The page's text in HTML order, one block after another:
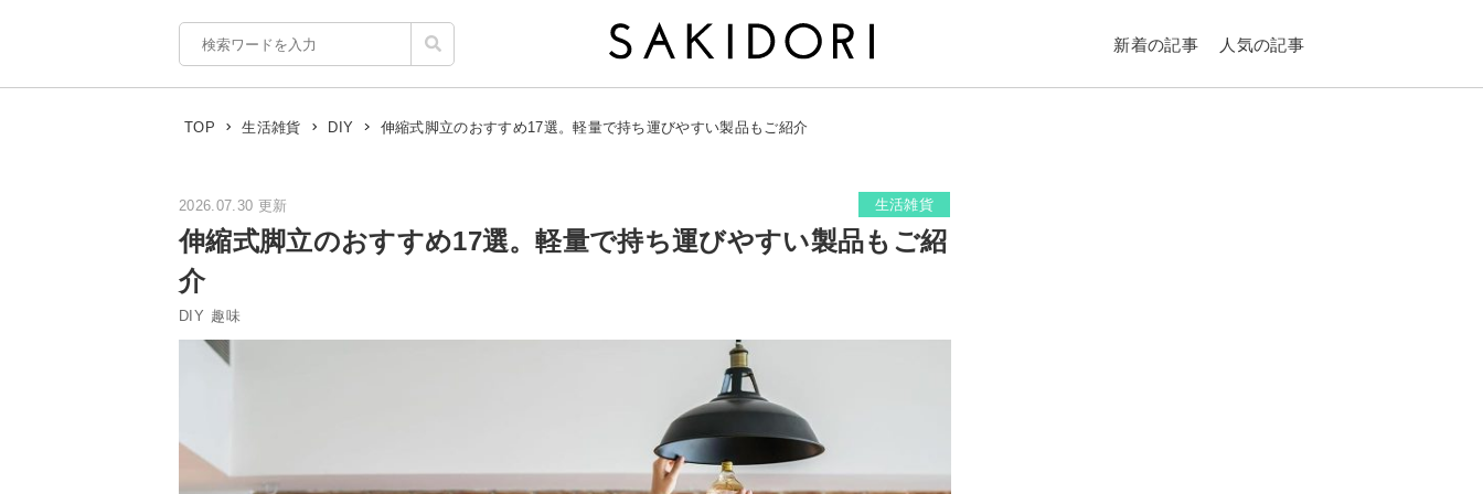
新着の記事 人気の記事
TOP 生活雑貨 DIY 伸縮式脚立のおすすめ17選。軽量で持ち運びやすい製品もご紹介
2026.07.30 更新 生活雑貨
伸縮式脚立のおすすめ17選。軽量で持ち運びやすい製品もご紹
介
DIY 趣味